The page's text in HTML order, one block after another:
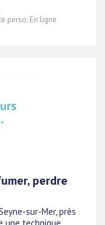
perso. En ligne
perdre
sur-Mer, près